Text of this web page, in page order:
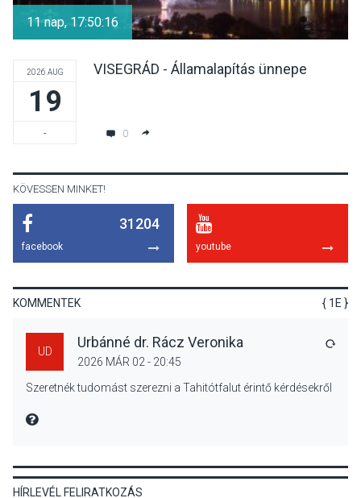
lesz a pilismaróti Duna-
parton
Szeptembertől emelkednek
Nőtt a fontosabb nyári
11 nap, 17:50:16
2026 AUG
19
-
VISEGRÁD - Államalapítás ünnepe
0
KÖVESSEN MINKET!
31204
facebook youtube
KOMMENTEK { 1E }
UD
Urbánné dr. Rácz Veronika
2026 MÁR 02 - 20:45
Szeretnék tudomást szerezni a Tahitótfalut érintő kérdésekről
MIRE MONDTA
HÍRLEVÉL FELIRATKOZÁS